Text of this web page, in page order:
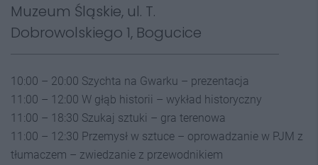
Muzeum Śląskie, ul. T.
Dobrowolskiego 1, Bogucice
10:00 – 20:00 Szychta na Gwarku – prezentacja
11:00 – 12:00 W głąb historii – wykład historyczny
11:00 – 18:30 Szukaj sztuki – gra terenowa
11:00 – 12:30 Przemysł w sztuce – oprowadzanie w PJM z
tłumaczem – zwiedzanie z przewodnikiem